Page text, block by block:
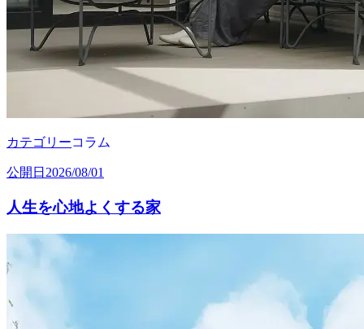
カテゴリーコラム
公開日 2026/08/01
人生を心地よくする家